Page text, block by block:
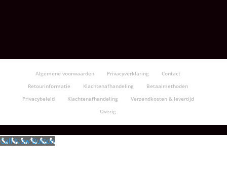
Algemene voorwaarden Privacyverklaring
Contact
Retourinformatie
Klachtenafhandeling
Betaalmethoden
Privacybeleid
Klachtenafhandeling
Verzendkosten & levertijd
Overig
Call Now Button